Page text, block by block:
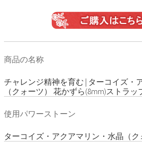
商品の名称
チャレンジ精神を育む | ターコイズ・
（クォーツ） 花かずら(8mm)ストラッ
使用パワーストーン
ターコイズ・アクアマリン・水晶（ク